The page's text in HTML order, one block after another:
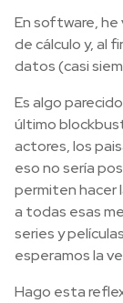
En software, he
de cálculo y, al
datos (casi
Es algo
último
actores, los
eso no sería
permiten hacer
a todas esas
series y
esperamos la
Hago esta